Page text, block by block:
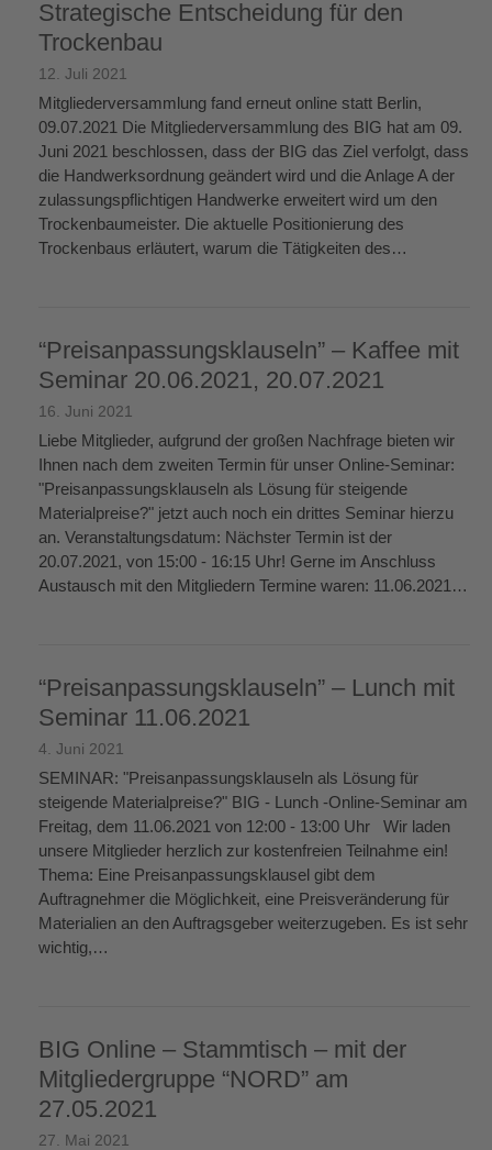
Strategische Entscheidung für den
Trockenbau
12. Juli 2021
Mitgliederversammlung fand erneut online statt Berlin,
09.07.2021 Die Mitgliederversammlung des BIG hat am 09.
Juni 2021 beschlossen, dass der BIG das Ziel verfolgt, dass
die Handwerksordnung geändert wird und die Anlage A der
zulassungspflichtigen Handwerke erweitert wird um den
Trockenbaumeister. Die aktuelle Positionierung des
Trockenbaus erläutert, warum die Tätigkeiten des…
“Preisanpassungsklauseln” – Kaffee mit
Seminar 20.06.2021, 20.07.2021
16. Juni 2021
Liebe Mitglieder, aufgrund der großen Nachfrage bieten wir
Ihnen nach dem zweiten Termin für unser Online-Seminar:
"Preisanpassungsklauseln als Lösung für steigende
Materialpreise?" jetzt auch noch ein drittes Seminar hierzu
an. Veranstaltungsdatum: Nächster Termin ist der
20.07.2021, von 15:00 - 16:15 Uhr! Gerne im Anschluss
Austausch mit den Mitgliedern Termine waren: 11.06.2021…
“Preisanpassungsklauseln” – Lunch mit
Seminar 11.06.2021
4. Juni 2021
SEMINAR: "Preisanpassungsklauseln als Lösung für
steigende Materialpreise?" BIG - Lunch -Online-Seminar am
Freitag, dem 11.06.2021 von 12:00 - 13:00 Uhr Wir laden
unsere Mitglieder herzlich zur kostenfreien Teilnahme ein!
Thema: Eine Preisanpassungsklausel gibt dem
Auftragnehmer die Möglichkeit, eine Preisveränderung für
Materialien an den Auftragsgeber weiterzugeben. Es ist sehr
wichtig,…
BIG Online – Stammtisch – mit der
Mitgliedergruppe “NORD” am
27.05.2021
27. Mai 2021